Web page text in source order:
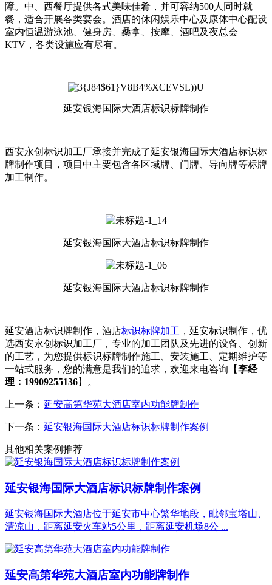
障。中、西餐厅提供各式美味佳肴，并可容纳500人同时就
餐，适合开展各类宴会。酒店的休闲娱乐中心及康体中心配设
室内恒温游泳池、健身房、桑拿、按摩、酒吧及夜总会
KTV，各类设施应有尽有。
延安银海国际大酒店标识标牌制作
西安永创标识加工厂承接并完成了延安银海国际大酒店标识标
牌制作项目，项目中主要包含各区域牌、门牌、导向牌等标牌
加工制作。
延安银海国际大酒店标识标牌制作
延安银海国际大酒店标识标牌制作
延安酒店标识牌制作，酒店标识标牌加工 ，延安标识制作，优
选西安永创标识加工厂，专业的加工团队及先进的设备、创新
的工艺，为您提供标识标牌制作施工、安装施工、定期维护等
一站式服务，您的满意是我们的追求，欢迎来电咨询【李经
理：19909255136】。
上一条： 延安高第华苑大酒店室内功能牌制作
下一条： 延安银海国际大酒店标识标牌制作案例
其他相关案例推荐
延安银海国际大酒店标识标牌制作案例
延安银海国际大酒店位于延安市中心繁华地段，毗邻宝塔山、
清凉山，距离延安火车站5公里，距离延安机场8公 ...
延安高第华苑大酒店室内功能牌制作